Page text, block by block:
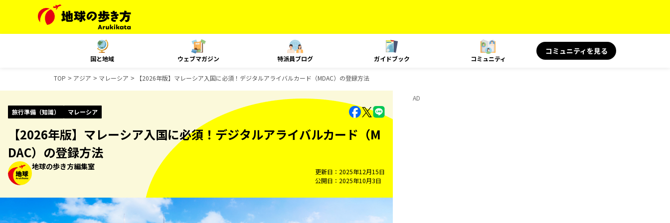
国と地域 ウェブマガジン 特派員ブログ ガイドブック コミュニティ
コミュニティを見る
TOP アジア マレーシア 【2026年版】マレーシア入国に必須！デジタルアライバルカード（MDAC）の登録方法
旅行準備（知識） マレーシア
【2026年版】マレーシア入国に必須！デジタルアライバルカード（M
DAC）の登録方法
地球の歩き方編集室
更新日
2025年12月15日
公開日
2025年10月3日
AD